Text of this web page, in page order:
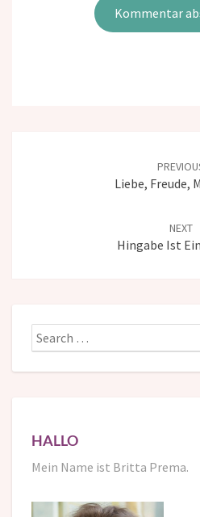
Liebe, Freude,
NEXT
Hingabe Ist
Search
for:
HALLO
Mein Name ist Britta Prema.